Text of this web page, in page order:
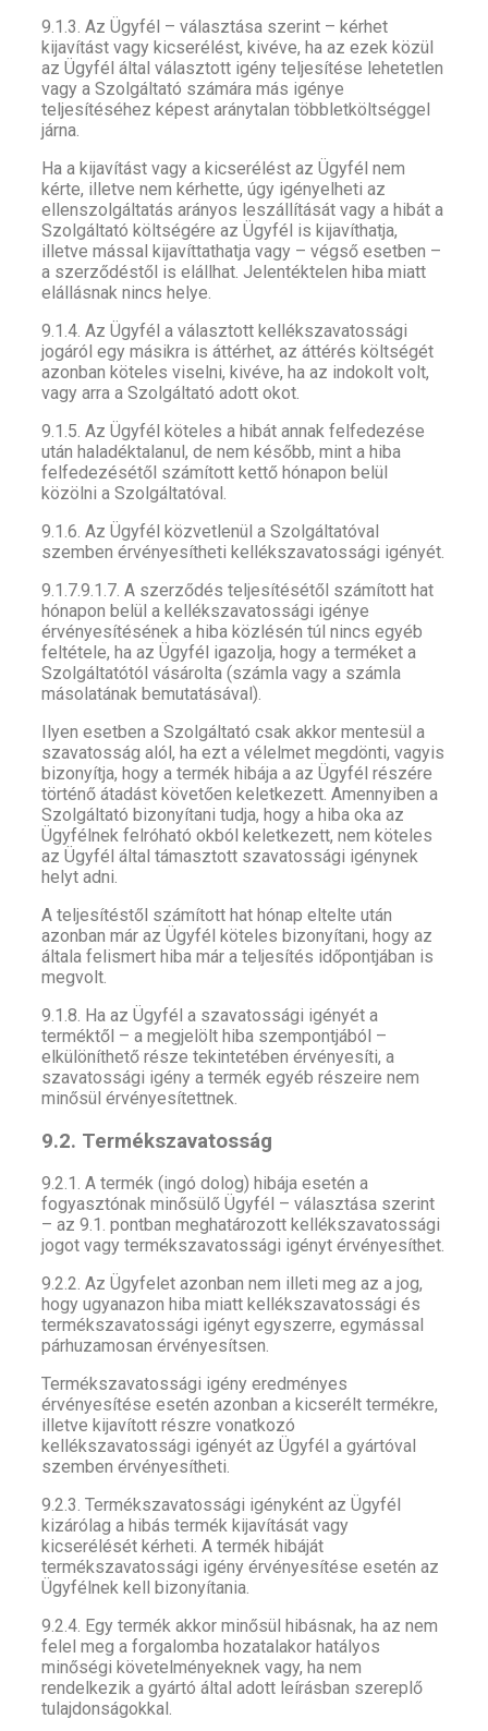
9.1.3. Az Ügyfél – választása szerint – kérhet
kijavítást vagy kicserélést, kivéve, ha az ezek közül
az Ügyfél által választott igény teljesítése lehetetlen
vagy a Szolgáltató számára más igénye
teljesítéséhez képest aránytalan többletköltséggel
járna.
Ha a kijavítást vagy a kicserélést az Ügyfél nem
kérte, illetve nem kérhette, úgy igényelheti az
ellenszolgáltatás arányos leszállítását vagy a hibát a
Szolgáltató költségére az Ügyfél is kijavíthatja,
illetve mással kijavíttathatja vagy – végső esetben –
a szerződéstől is elállhat. Jelentéktelen hiba miatt
elállásnak nincs helye.
9.1.4. Az Ügyfél a választott kellékszavatossági
jogáról egy másikra is áttérhet, az áttérés költségét
azonban köteles viselni, kivéve, ha az indokolt volt,
vagy arra a Szolgáltató adott okot.
9.1.5. Az Ügyfél köteles a hibát annak felfedezése
után haladéktalanul, de nem később, mint a hiba
felfedezésétől számított kettő hónapon belül
közölni a Szolgáltatóval.
9.1.6. Az Ügyfél közvetlenül a Szolgáltatóval
szemben érvényesítheti kellékszavatossági igényét.
9.1.7.9.1.7. A szerződés teljesítésétől számított hat
hónapon belül a kellékszavatossági igénye
érvényesítésének a hiba közlésén túl nincs egyéb
feltétele, ha az Ügyfél igazolja, hogy a terméket a
Szolgáltatótól vásárolta (számla vagy a számla
másolatának bemutatásával).
Ilyen esetben a Szolgáltató csak akkor mentesül a
szavatosság alól, ha ezt a vélelmet megdönti, vagyis
bizonyítja, hogy a termék hibája a az Ügyfél részére
történő átadást követően keletkezett. Amennyiben a
Szolgáltató bizonyítani tudja, hogy a hiba oka az
Ügyfélnek felróható okból keletkezett, nem köteles
az Ügyfél által támasztott szavatossági igénynek
helyt adni.
A teljesítéstől számított hat hónap eltelte után
azonban már az Ügyfél köteles bizonyítani, hogy az
általa felismert hiba már a teljesítés időpontjában is
megvolt.
9.1.8. Ha az Ügyfél a szavatossági igényét a
terméktől – a megjelölt hiba szempontjából –
elkülöníthető része tekintetében érvényesíti, a
szavatossági igény a termék egyéb részeire nem
minősül érvényesítettnek.
9.2. Termékszavatosság
9.2.1. A termék (ingó dolog) hibája esetén a
fogyasztónak minősülő Ügyfél – választása szerint
– az 9.1. pontban meghatározott kellékszavatossági
jogot vagy termékszavatossági igényt érvényesíthet.
9.2.2. Az Ügyfelet azonban nem illeti meg az a jog,
hogy ugyanazon hiba miatt kellékszavatossági és
termékszavatossági igényt egyszerre, egymással
párhuzamosan érvényesítsen.
Termékszavatossági igény eredményes
érvényesítése esetén azonban a kicserélt termékre,
illetve kijavított részre vonatkozó
kellékszavatossági igényét az Ügyfél a gyártóval
szemben érvényesítheti.
9.2.3. Termékszavatossági igényként az Ügyfél
kizárólag a hibás termék kijavítását vagy
kicserélését kérheti. A termék hibáját
termékszavatossági igény érvényesítése esetén az
Ügyfélnek kell bizonyítania.
9.2.4. Egy termék akkor minősül hibásnak, ha az nem
felel meg a forgalomba hozatalakor hatályos
minőségi követelményeknek vagy, ha nem
rendelkezik a gyártó által adott leírásban szereplő
tulajdonságokkal.